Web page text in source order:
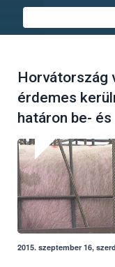
Horvátország
érdemes
határon be-
2015. szeptember 16,